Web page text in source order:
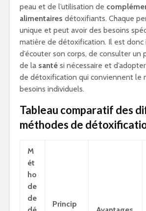
peau et de l’utilisation de
alimentaires détoxifiants. Chaque
unique et peut avoir des besoins
matière de détoxification. Il est
d’écouter son corps, de consulter un
de la santé si nécessaire et
de détoxification qui conviennent le
besoins individuels.
Tableau comparatif des
méthodes de
M
ét
ho
de
de
Princip